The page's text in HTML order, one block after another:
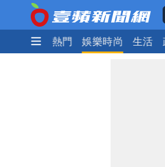
焦點 熱門 娛樂時尚 生活